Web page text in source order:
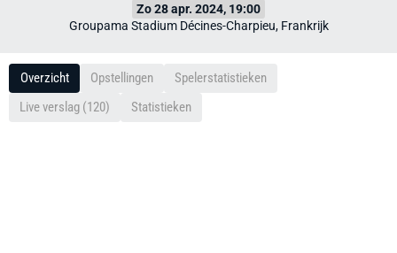
Zo 28 apr. 2024, 19:00
Groupama Stadium Décines-Charpieu, Frankrijk
Overzicht Opstellingen
Spelerstatistieken
Live verslag (120)
Statistieken